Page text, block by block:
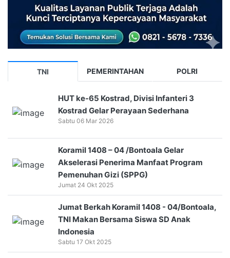
TNI PEMERINTAHAN POLRI
HUT ke-65 Kostrad, Divisi Infanteri 3
Kostrad Gelar Perayaan Sederhana
Sabtu 06 Mar 2026
Koramil 1408 – 04 /Bontoala Gelar
Akselerasi Penerima Manfaat Program
Pemenuhan Gizi (SPPG)
Jumat 24 Okt 2025
Jumat Berkah Koramil 1408 - 04/Bontoala,
TNI Makan Bersama Siswa SD Anak
Indonesia
Sabtu 17 Okt 2025